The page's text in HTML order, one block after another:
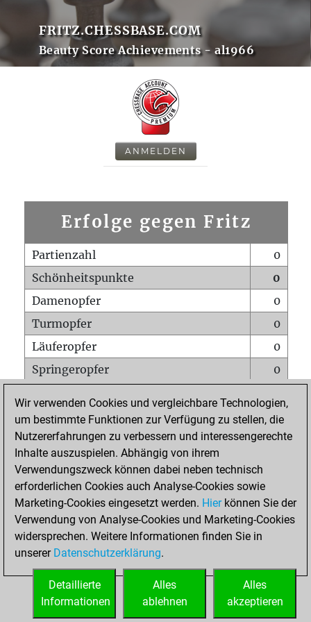
FRITZ.CHESSBASE.COM
Beauty Score Achievements - al1966
ANMELDEN
Erfolge gegen Fritz
Partienzahl
0
Schönheitspunkte
0
Damenopfer
0
Turmopfer
0
Läuferopfer
0
Springeropfer
0
Matt auf vollem Brett
0
Bauer setzt Matt
0
Erstickte Matts
Unterverwandlungen
Türme auf der siebten
0
STARTSEITE
Wir verwenden Cookies und vergleichbare Technologien,
um bestimmte Funktionen zur Verfügung zu stellen, die
Nutzererfahrungen zu verbessern und interessengerechte
Inhalte auszuspielen. Abhängig von ihrem
Verwendungszweck können dabei neben technisch
erforderlichen Cookies auch Analyse-Cookies sowie
Marketing-Cookies eingesetzt werden. Hierkönnen Sie der
Verwendung von Analyse-Cookies und Marketing-Cookies
widersprechen. Weitere Informationen finden Sie in
unserer Datenschutzerklärung.
Alles
akzeptieren
Alles
ablehnen
Detaillierte
Informationen